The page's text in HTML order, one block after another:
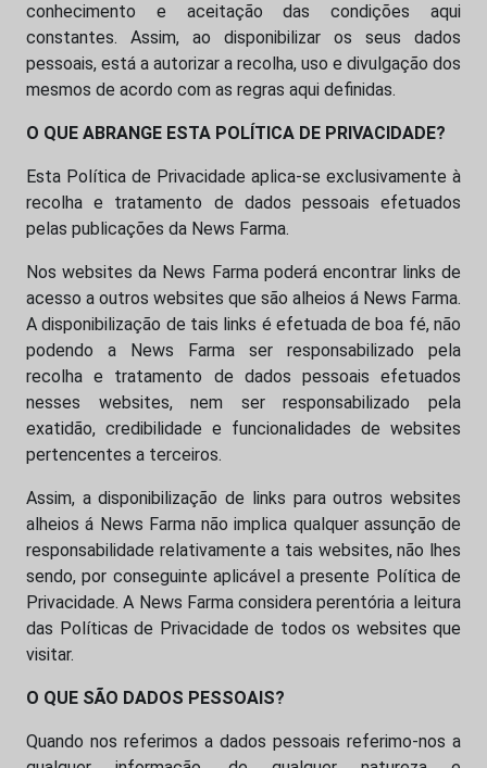
conhecimento e aceitação das condições aqui
constantes. Assim, ao disponibilizar os seus dados
pessoais, está a autorizar a recolha, uso e divulgação dos
mesmos de acordo com as regras aqui definidas.
O QUE ABRANGE ESTA POLÍTICA DE PRIVACIDADE?
Esta Política de Privacidade aplica-se exclusivamente à
recolha e tratamento de dados pessoais efetuados
pelas publicações da News Farma.
Nos websites da News Farma poderá encontrar links de
acesso a outros websites que são alheios á News Farma.
A disponibilização de tais links é efetuada de boa fé, não
podendo a News Farma ser responsabilizado pela
recolha e tratamento de dados pessoais efetuados
nesses websites, nem ser responsabilizado pela
exatidão, credibilidade e funcionalidades de websites
pertencentes a terceiros.
Assim, a disponibilização de links para outros websites
alheios á News Farma não implica qualquer assunção de
responsabilidade relativamente a tais websites, não lhes
sendo, por conseguinte aplicável a presente Política de
Privacidade. A News Farma considera perentória a leitura
das Políticas de Privacidade de todos os websites que
visitar.
O QUE SÃO DADOS PESSOAIS?
Quando nos referimos a dados pessoais referimo-nos a